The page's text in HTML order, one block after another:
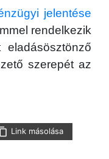
jelentése
rendelkezik
szerepét az
Link másolása